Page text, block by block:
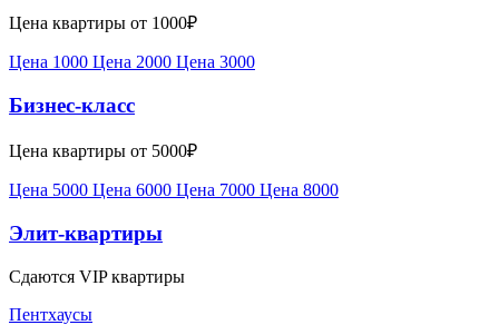
Цена квартиры от 1000₽
Цена 1000 Цена 2000 Цена 3000
Бизнес-класс
Цена квартиры от 5000₽
Цена 5000 Цена 6000 Цена 7000 Цена 8000
Элит-квартиры
Сдаются VIP квартиры
Пентхаусы